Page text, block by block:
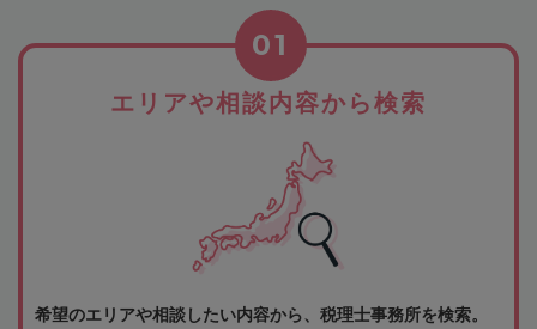
エリアや相談内容から検索
01
希望のエリアや相談したい内容から、税理士事務所を検索。